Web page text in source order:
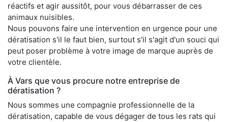
réactifs et agir aussitôt, pour vous débarrasser de ces
animaux nuisibles.
Nous pouvons faire une intervention en urgence pour une
dératisation s'il le faut bien, surtout s'il s'agit d'un souci qui
peut poser problème à votre image de marque auprès de
votre clientèle.
À Vars que vous procure notre entreprise de
dératisation ?
Nous sommes une compagnie professionnelle de la
dératisation, capable de vous dégager de tous les rats qui